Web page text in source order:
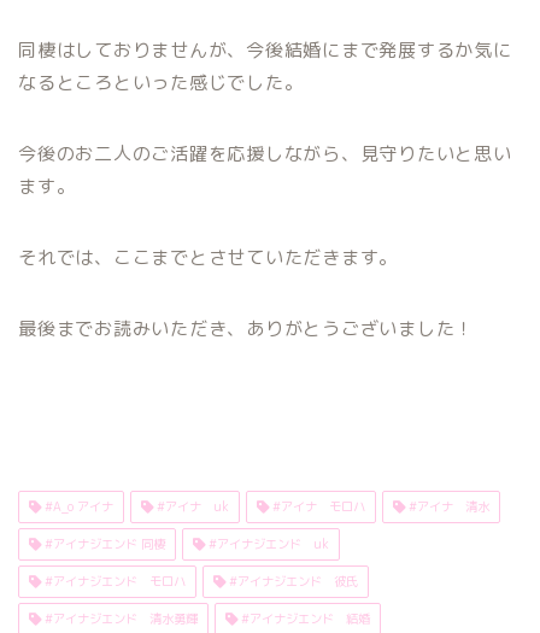
同棲はしておりませんが、今後結婚にまで発展するか気に
なるところといった感じでした。
今後のお二人のご活躍を応援しながら、見守りたいと思い
ます。
それでは、ここまでとさせていただきます。
最後までお読みいただき、ありがとうございました！
#A_o アイナ #アイナ uk #アイナ モロハ #アイナ 清水
#アイナジエンド 同棲 #アイナジエンド uk
#アイナジエンド モロハ #アイナジエンド 彼氏
#アイナジエンド 清水勇輝 #アイナジエンド 結婚